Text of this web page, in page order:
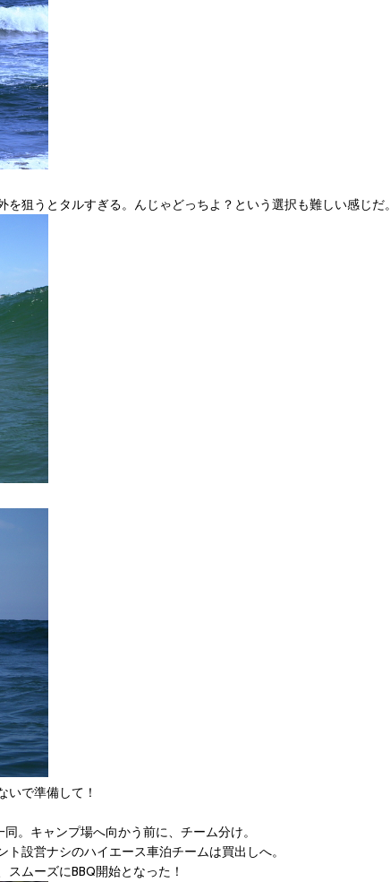
狙うとタルすぎる。んじゃどっちよ？という選択も難しい感じだ。
いで準備して！
。キャンプ場へ向かう前に、チーム分け。
設営ナシのハイエース車泊チームは買出しへ。
ムーズにBBQ開始となった！